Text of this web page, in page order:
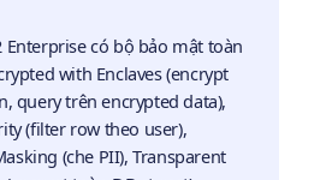
Enterprise có bộ bảo mật toàn
with Enclaves (encrypt
query trên encrypted data),
(filter row theo user),
(che PII), Transparent